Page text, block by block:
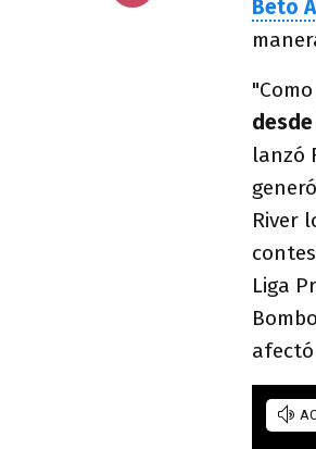
Beto
lanzó
River
Liga